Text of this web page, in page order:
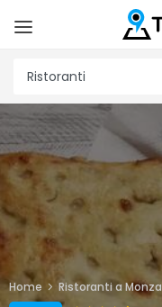
Home Ristoranti a Monza